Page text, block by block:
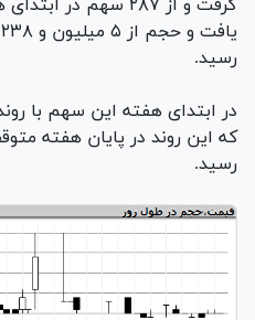
رسید.
رسید.